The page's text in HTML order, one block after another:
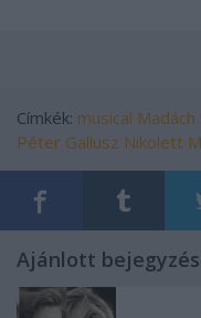
Címkék: musical Madách
Péter Gallusz Nikolett
Ajánlott